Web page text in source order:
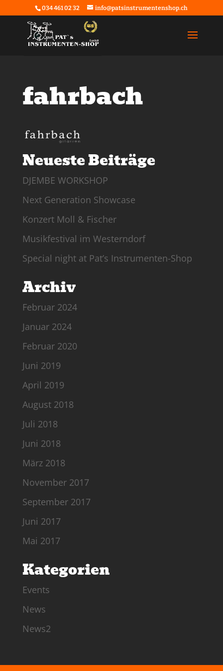
034 461 02 32 info@patsinstrumentenshop.ch
fahrbach
Neueste Beiträge
DJEMBE WORKSHOP
Next Generation Showcase
Konzert Moll & Fischer
Musikfestival im Westerndorf
Special night at Pat’s Instrumenten-Shop
Archiv
Februar 2024
Januar 2024
Februar 2020
Juni 2019
April 2019
August 2018
Juli 2018
Juni 2018
März 2018
November 2017
September 2017
Juni 2017
Mai 2017
Kategorien
Events
News
News2